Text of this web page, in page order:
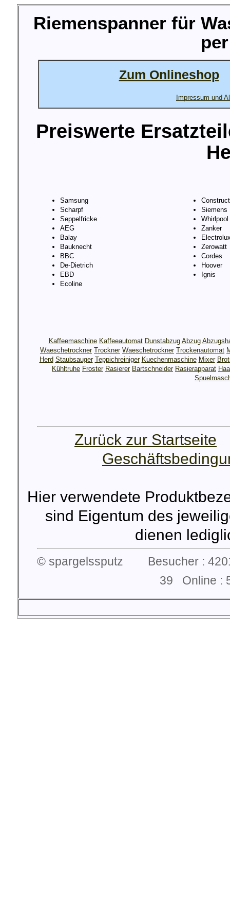
Riemenspanner für
Zum Onlineshop
Impressum und
Preiswerte
Samsung
Scharpf
Seppelfricke
AEG
Balay
Bauknecht
BBC
De-Dietrich
EBD
Ecoline
Siemens
Whirlpool
Zanker
Zerowatt
Cordes
Hoover
Ignis
Kaffeemaschine Kaffeeautomat Dunstabzug Abzug
Waeschetrockner Trockner Waeschetrockner Trockenautomat
Herd Staubsauger Teppichreiniger Kuechenmaschine Mixer
Kühltruhe Froster Rasierer Bartschneider Rasierapparat
Zurück zur Startseite
Hier verwendete
sind Eigentum des
dienen
© spargelssputz Besucher :
39 Online